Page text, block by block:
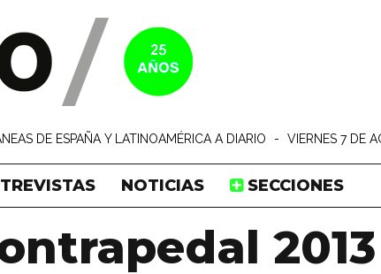
DE ESPAÑA Y LATINOAMÉRICA A DIARIO - VIERNES 7 DE
NOTICIAS SECCIONES
2013